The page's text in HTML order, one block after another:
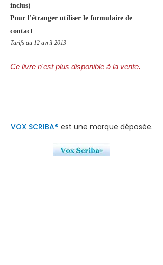
inclus)
Pour l'étranger utiliser le formulaire de
contact
Tarifs au 12 avril 2013
Ce livre n'est plus disponible à la vente.
VOX SCRIBA® est une marque déposée.